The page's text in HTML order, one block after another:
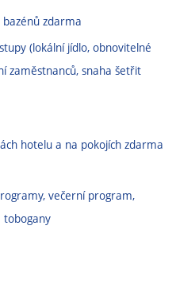
zdarma
(lokální jídlo, obnovitelné
zaměstnanců, snaha šetřit
hotelu a na pokojích zdarma
večerní program,
tobogany